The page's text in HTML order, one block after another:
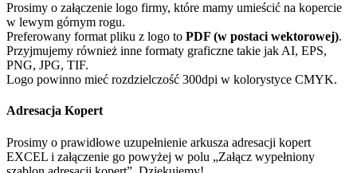
Prosimy o załączenie logo firmy, które mamy umieścić na kopercie
w lewym górnym rogu.
Preferowany format pliku z logo to PDF (w postaci wektorowej).
Przyjmujemy również inne formaty graficzne takie jak AI, EPS,
PNG, JPG, TIF.
Logo powinno mieć rozdzielczość 300dpi w kolorystyce CMYK.
Adresacja Kopert
Prosimy o prawidłowe uzupełnienie arkusza adresacji kopert
EXCEL i załączenie go powyżej w polu „Załącz wypełniony